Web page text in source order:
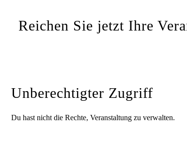
Reichen Sie jetzt Ihre
Unberechtigter Zugriff
Du hast nicht die Rechte, Veranstaltung zu verwalten.